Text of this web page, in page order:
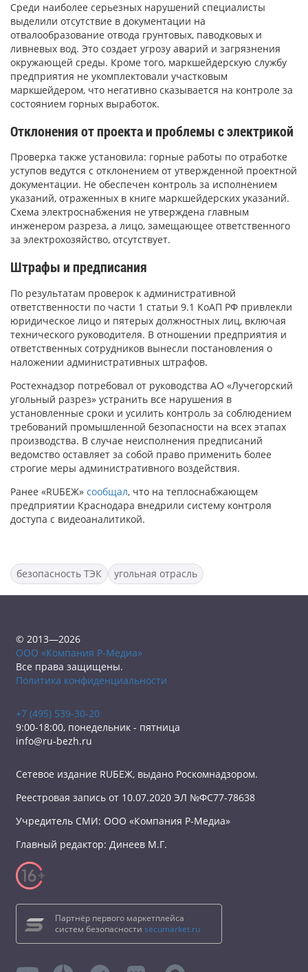
Среди наиболее серьезных нарушений специалисты
выделили отсутствие в документации на
отвалообразование отвода грунтовых, паводковых и
ливневых вод. Это создает угрозу аварий и загрязнения
окружающей среды. Кроме того, маркшейдерскую службу
предприятия не укомплектовали участковым
маркшейдером, что негативно сказывается на контроле за
состоянием горных выработок.
Отклонения от проекта и проблемы с электрикой
Проверка также установила: горные работы по отработке
уступов ведутся с отклонением от утвержденной проектной
документации. Не обеспечен контроль за исполнением
указаний, отраженных в книге маркшейдерских указаний.
Схема электроснабжения не утверждена главным
инженером разреза, а лицо, замещающее ответственного
за электрохозяйство, отсутствует.
Штрафы и предписания
По результатам проверок к административной
ответственности по части 1 статьи 9.1 КоАП РФ привлекли
юридическое лицо и пятерых должностных лиц, включая
технического руководителя. В отношении предприятия и
ответственных сотрудников вынесли постановления о
наложении административных штрафов.
Ростехнадзор потребовал от руководства АО «Лучегорский
угольный разрез» устранить все нарушения в
установленные сроки и усилить контроль за соблюдением
требований промышленной безопасности на всех этапах
производства. В случае неисполнения предписаний
ведомство оставляет за собой право применить более
строгие меры административного воздействия.
Ранее «RUБЕЖ» сообщал, что на теплоснабжающем
предприятии Краснодара внедрили систему контроля
доступа с видеоаналитикой.
безопасность ТЭК угольная отрасль
© 2013—2026
ООО «Компания Р-Медиа»
Все права защищены.
Политика конфиденциальности
+7 (495) 539-30-20
9:00-18:00, понедельник - пятница
info@ru-bezh.ru
Сетевое издание RUБЕЖ, выдано Роскомнадзором.
Реестровая запись от 10.07.2020 ЭЛ №ФС77-78638
Учредитель СМИ: ООО «Компания Р-Медиа»
Главный редактор: Динеев М.Г.
Партнёр первого маркетплейса
систем безопасности secumarket.ru